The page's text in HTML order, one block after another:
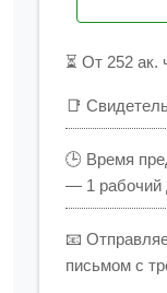
⏳ От 252 ак.
📑
🕒 Время
— 1 рабочий
📧
письмом с